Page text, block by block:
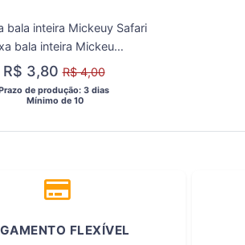
Caixa bala inteira Mickeuy Safari
R$ 3,80R$ 4,00
de produção: 3 dias
  Mínimo de 10
FLEXÍVEL